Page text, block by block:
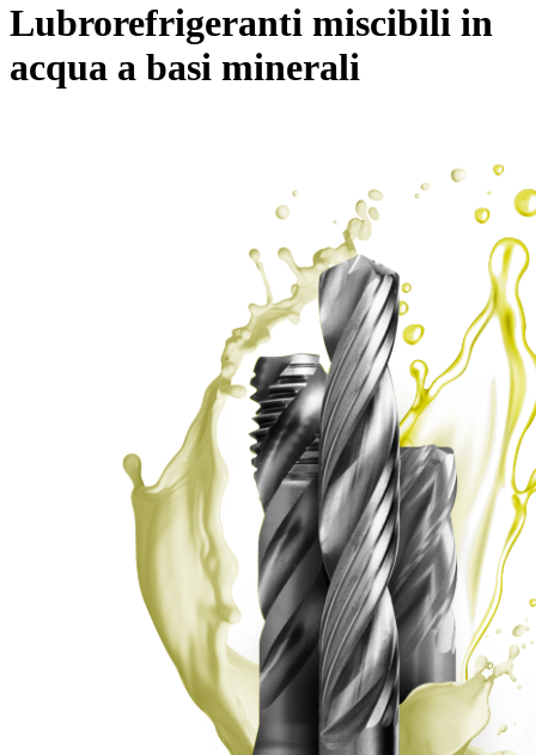
Lubrorefrigeranti miscibili in
acqua a basi minerali